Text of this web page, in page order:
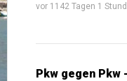
vor 1142 Tagen 1
Pkw gegen Pkw